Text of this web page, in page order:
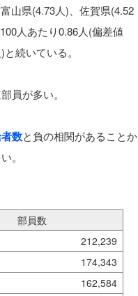
山県(4.73人)、佐賀県(4.52
人あたり0.86人(偏差値
続いている。
員が多い。
数と負の相関があることか
。
部員数
212,239
174,343
162,584